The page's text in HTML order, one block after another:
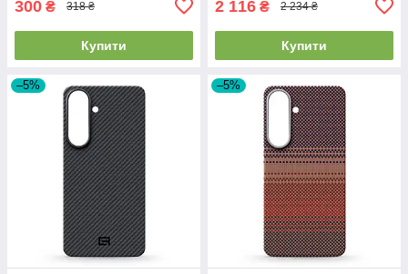
300 ₴ 318 ₴
Купити
2 116 ₴ 2 234 ₴
Купити
–5% –5%